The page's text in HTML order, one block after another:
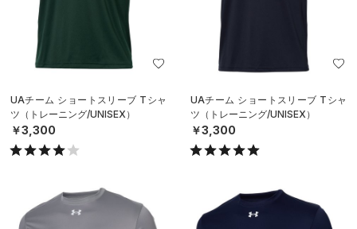
UAチーム ショートスリーブ Tシャ
ツ（トレーニング/UNISEX）
￥3,300
UAチーム ショートスリーブ Tシャ
ツ（トレーニング/UNISEX）
￥3,300